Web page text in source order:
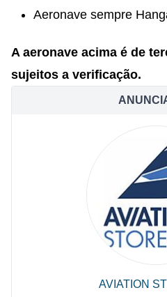
Aeronave sempre
A aeronave acima é de
sujeitos a verificação.
AVIATION